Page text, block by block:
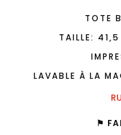
TOTE
TAILLE:
LAVABLE À LA
⚑